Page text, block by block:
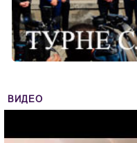
ВИДЕО